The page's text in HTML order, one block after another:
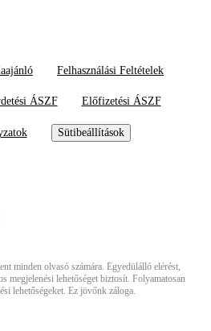
Felhasználási Feltételek
ÁSZF Előfizetési ÁSZF
Sütibeállítások
minden olvasó számára. Egyedülálló elérést,
megjelenési lehetőséget biztosít. Folyamatosan
lehetőségeket. Ez jövőnk záloga.